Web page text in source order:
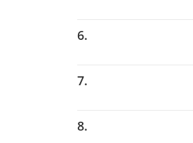
6.
7.
8.